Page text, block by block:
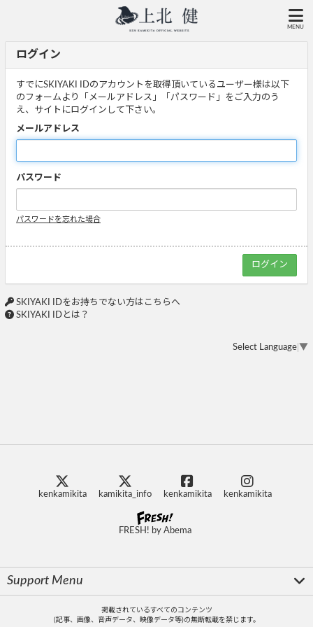
MENU
ログイン
すでにSKIYAKI IDのアカウントを取得頂いているユーザー様は以下
のフォームより「メールアドレス」「パスワード」をご入力のう
え、サイトにログインして下さい。
メールアドレス
パスワード
パスワードを忘れた場合
SKIYAKI IDをお持ちでない方はこちらへ
SKIYAKI IDとは？
Select Language ▼
kenkamikita kamikita_info kenkamikita kenkamikita
FRESH! by Abema
Support Menu
掲載されているすべてのコンテンツ
(記事、画像、音声データ、映像データ等)の無断転載を禁じます。